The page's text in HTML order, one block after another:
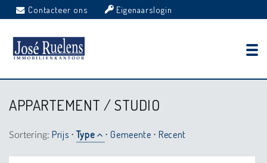
Contacteer ons Eigenaarslogin
APPARTEMENT / STUDIO
Sortering: Prijs ⋅ Type ⋅Gemeente ⋅ Recent